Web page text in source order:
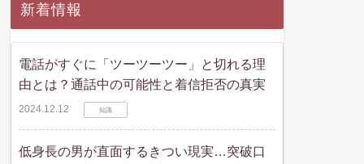
新着情報
電話がすぐに「ツーツーツー」と切れる理
由とは？通話中の可能性と着信拒否の真実
2024.12.12 知識
低身長の男が直面するきつい現実…突破口